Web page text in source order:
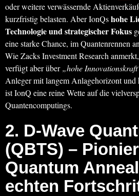
oder weitere verwässernde
kurzfristig belasten. Aber IonQshohe
Technologie und strategischer Fokus
eine starke Chance, im Quantenrennen
Wie Zacks Investment Research
verfügt aber über„hohe
Anleger mit langem Anlagehorizont und
ist IonQ eine reine Wette auf die
Quantencomputings.
2. D-Wave
(QBTS) –
Quantum
echten